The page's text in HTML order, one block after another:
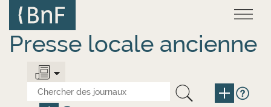
contenu
principal
Presse locale ancienne
Panneau de gestion des cookies